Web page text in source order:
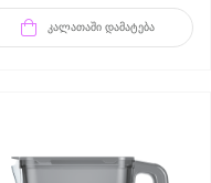
ᲙᲐᲚᲐᲗᲐᲨᲘ ᲓᲐᲛᲐᲢᲔᲑᲐ